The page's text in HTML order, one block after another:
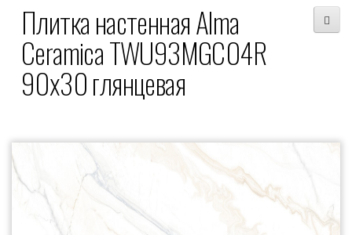
Плитка настенная Alma
Ceramica TWU93MGC04R
90x30 глянцевая